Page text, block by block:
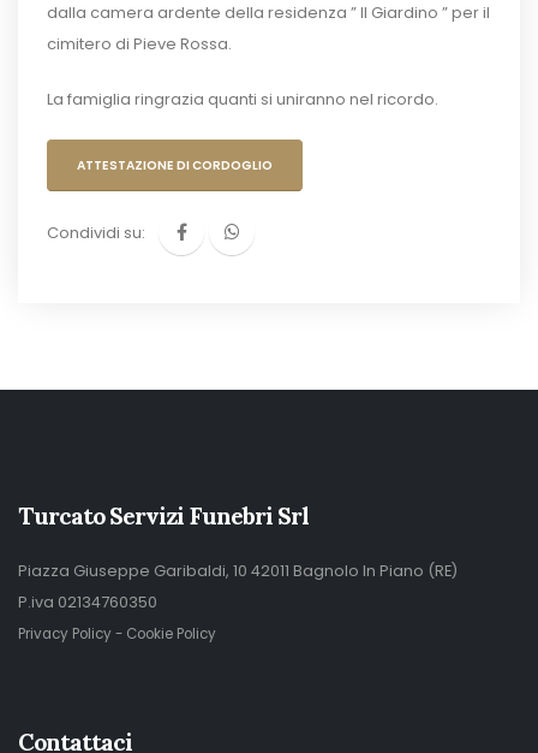
dalla camera ardente della residenza ” Il Giardino ” per il
cimitero di Pieve Rossa.
La famiglia ringrazia quanti si uniranno nel ricordo.
ATTESTAZIONE DI CORDOGLIO
Condividi su:
Turcato Servizi Funebri Srl
Piazza Giuseppe Garibaldi, 10 42011 Bagnolo In Piano (RE)
P.iva 02134760350
Privacy Policy- Cookie Policy
Contattaci